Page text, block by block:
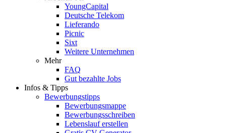
YoungCapital
Deutsche Telekom
Lieferando
Picnic
Sixt
Weitere Unternehmen
Mehr
FAQ
Gut bezahlte Jobs
Infos & Tipps
Bewerbungstipps
Bewerbungsmappe
Bewerbungsschreiben
Lebenslauf erstellen